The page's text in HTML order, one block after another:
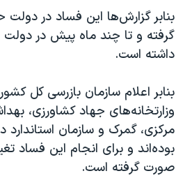
بنابر گزارش‌ها این فساد در
گرفته و تا چند ماه پیش در دولت
داشته است.
بنابر اعلام سازمان بازرسی کل
وزارتخانه‌های جهاد کشاورزی،
مرکزی، گمرک و سازمان استاندارد
بوده‌اند و برای انجام این فساد
صورت گرفته است.